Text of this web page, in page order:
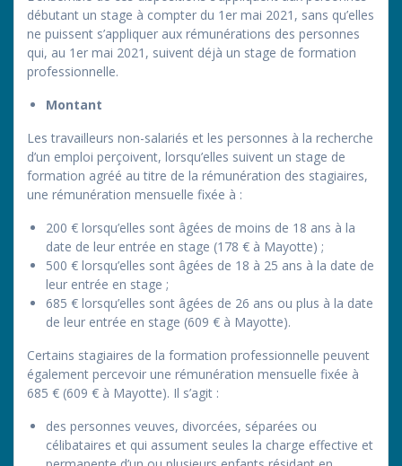
débutant un stage à compter du 1er mai 2021, sans qu’elles
ne puissent s’appliquer aux rémunérations des personnes
qui, au 1er mai 2021, suivent déjà un stage de formation
professionnelle.
Montant
Les travailleurs non-salariés et les personnes à la recherche
d’un emploi perçoivent, lorsqu’elles suivent un stage de
formation agréé au titre de la rémunération des stagiaires,
une rémunération mensuelle fixée à :
200 € lorsqu’elles sont âgées de moins de 18 ans à la
date de leur entrée en stage (178 € à Mayotte) ;
500 € lorsqu’elles sont âgées de 18 à 25 ans à la date de
leur entrée en stage ;
685 € lorsqu’elles sont âgées de 26 ans ou plus à la date
de leur entrée en stage (609 € à Mayotte).
Certains stagiaires de la formation professionnelle peuvent
également percevoir une rémunération mensuelle fixée à
685 € (609 € à Mayotte). Il s’agit :
des personnes veuves, divorcées, séparées ou
célibataires et qui assument seules la charge effective et